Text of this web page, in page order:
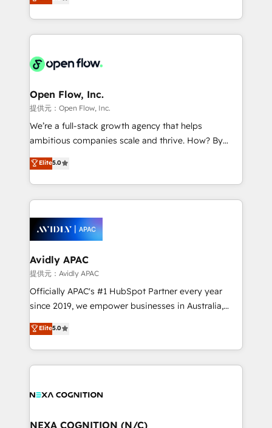
collective good of the company and its clientele, and
things are happening.
and enterprise customers. We ensure that your sales,
service and marketing department operates in the
most effective way, while at the same time
integrated buyers journey. Elixir is located in
and Amsterdam. Elixir is a first mover and leader
when it comes to HubSpot sales and service
implementations, highly renowned for our business
acumen, process (re-)design experience and a
integrate HubSpot with complex solutions like SAP,
MicroSoft, custom solutions,... Our company also has
Retail execution, CPQ, customer portals and
HubSpot CMS developments. And we're champions
Open Flow, Inc.
提供元：Open Flow, Inc.
We’re a full-stack growth agency that helps
ambitious companies scale and thrive. How? By
upgrading and streamlining every single revenue-
generating aspect of your business. We’re proud
HubSpot Elite Solutions Partners and devout CRM
nerds who can harness HubSpot’s custom digital
experience. Working hand-in-hand with your team,
we’ll assemble a RevOps machine that drives more
traffic, generates better leads and crushes your
revenue goals. We've worked with thousands of
HubSpot customers and we'd love to work with you
too! Clients come to us for: Advanced CRM solutions
HubSpot Data System Migrations between systems
to HubSpot New lead generation strategies Time-
Elite5.0
Avidly APAC
提供元：Avidly APAC
Officially APAC's #1 HubSpot Partner every year
since 2019, we empower businesses in Australia,
New Zealand, and globally to realise their full
potential through enterprise HubSpot CRM
implementation. And we deliver best practice across
the whole HubSpot platform, covering marketing,
all businesses, from start-up to Enterprise, and have
the world. Our human approach to digital
Elite5.0
NEXA COGNITION (N/C)